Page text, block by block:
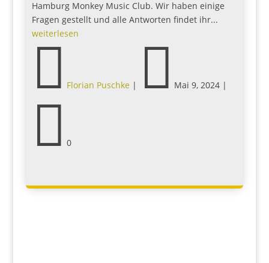
Hamburg Monkey Music Club. Wir haben einige
Fragen gestellt und alle Antworten findet ihr...
weiterlesen
 Florian Puschke|  Mai 9, 2024|
 0